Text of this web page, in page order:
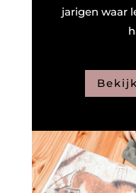
jarigen waar